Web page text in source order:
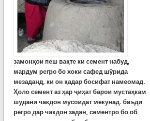
замонҳои пеш вақте ки семент набуд,
мардум регро бо хоки сафед шўрида
мезаданд, ки он қадар босифат намеомад.
Ҳоло семент аз ҳар ҷиҳат барои мустаҳкам
шудани чакдон мусоидат мекунад. баъди
регро дар чакдон задан, сементро бо об